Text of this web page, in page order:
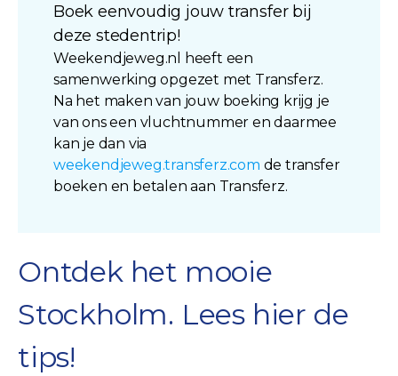
Boek eenvoudig jouw transfer bij
deze stedentrip!
Weekendjeweg.nl heeft een
samenwerking opgezet met Transferz.
Na het maken van jouw boeking krijg je
van ons een vluchtnummer en daarmee
kan je dan via
weekendjeweg.transferz.com de transfer
boeken en betalen aan Transferz.
Ontdek het mooie
Stockholm. Lees hier de
tips!